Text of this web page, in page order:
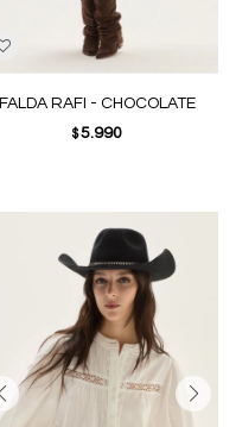
FALDA RAFI - CHOCOLATE
$5.990